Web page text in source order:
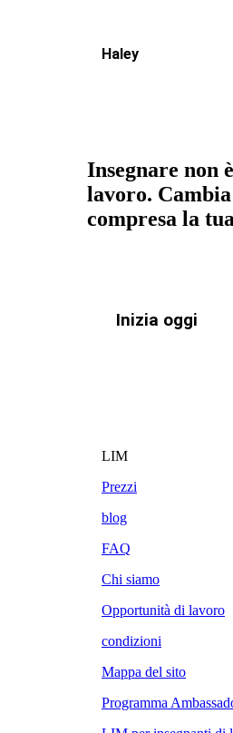
Haley
Insegnare non
lavoro.
compresa la
Inizia oggi
LIM
Prezzi
blog
FAQ
Chi siamo
Opportunità di lavoro
condizioni
Mappa del sito
Programma